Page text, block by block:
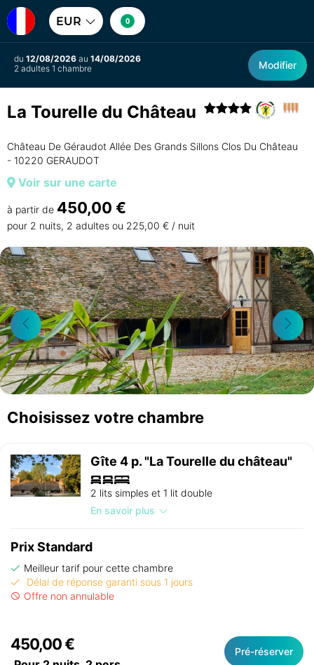
EUR 0
du 12/08/2026 au 14/08/2026
2 adultes 1 chambre
Modifier
La Tourelle du Château
Château De Géraudot Allée Des Grands Sillons Clos Du Château
- 10220 GERAUDOT
Voir sur une carte
à partir de 450,00 €
pour 2 nuits, 2 adultes ou 225,00 € / nuit
Choisissez votre chambre
Gîte 4 p. "La Tourelle du château"
2 lits simples et 1 lit double
En savoir plus
Prix Standard
Meilleur tarif pour cette chambre
Délai de réponse garanti sous 1 jours
Offre non annulable
450,00 € Pré-réserver